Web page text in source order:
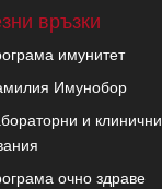
връзки
имунитет
Имунобор
и клинични
очно здраве